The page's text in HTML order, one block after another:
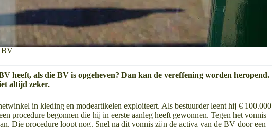
BV
heeft, als die BV is opgeheven? Dan kan de vereffening worden heropend.
altijd zeker.
in kleding en modeartikelen exploiteert. Als bestuurder leent hij € 100.000
procedure begonnen die hij in eerste aanleg heeft gewonnen. Tegen het vonnis
Die procedure loopt nog. Snel na dit vonnis zijn de activa van de BV door een